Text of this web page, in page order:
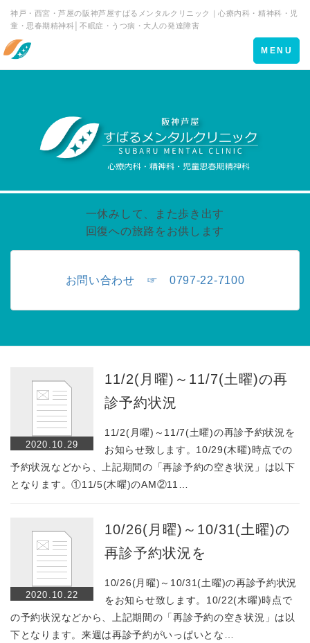
神戸・西宮・芦屋の阪神芦屋すばるメンタルクリニック｜心療内科・精神科・児
童・思春期精神科│不眠症・うつ病・大人の発達障害
Toggle
navigation
MENU
一休みして、また歩き出す
回復への旅路をお供します
お問い合わせ ☞ 0797-22-7100
2020.10.29
11/2(月曜)～11/7(土曜)の再
診予約状況
11/2(月曜)～11/7(土曜)の再診予約状況を
お知らせ致します。10/29(木曜)時点での
予約状況などから、上記期間の「再診予約の空き状況」は以下
となります。①11/5(木曜)のAM②11…
2020.10.22
10/26(月曜)～10/31(土曜)の
再診予約状況を
10/26(月曜)～10/31(土曜)の再診予約状況
をお知らせ致します。10/22(木曜)時点で
の予約状況などから、上記期間の「再診予約の空き状況」は以
下となります。来週は再診予約がいっぱいとな…